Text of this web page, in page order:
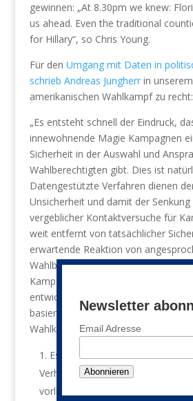
gewinnen: „At 8.30pm we knew:
us ahead. Even the traditional
for Hillary“, so Chris Young.
Für den Umgang mit Daten in
schrieb Andreas Jungherrin
amerikanischen Wahlkampf zu recht:
„Es entsteht schnell der Eindruck,
innewohnende Magie Kampagnen
Sicherheit in der Auswahl und
Wahlberechtigten gibt. Dies ist
Datengestützte Verfahren dienen
Unsicherheit und damit der
vergeblicher Kontaktversuche für
weit entfernt von tatsächlicher
erwartende Reaktion von
Wahlberechtigten. Auch wird
Kampagnen vorliegenden Daten und
entwickelten Modelle überschätzt.
basiert das Potential datengestützter
Wahlkampf auf drei entscheidenden
Es müssen verlässliche
Verhalten und die Einstellungen
vorliegen, die für Kampagnen
Newsletter
Email Adresse